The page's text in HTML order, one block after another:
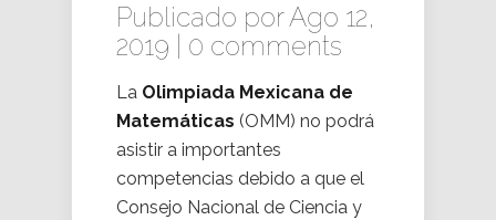
Publicado por Ago 12,
2019 | 0 comments
La Olimpiada Mexicana de
Matemáticas (OMM) no podrá
asistir a importantes
competencias debido a que el
Consejo Nacional de Ciencia y